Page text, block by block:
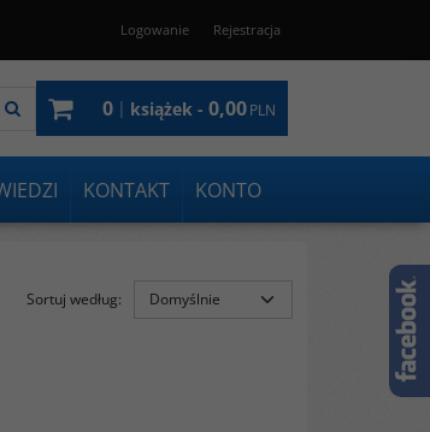
Logowanie Rejestracja
0 | książek - 0,00PLN
KONTAKT KONTO
Sortuj według: